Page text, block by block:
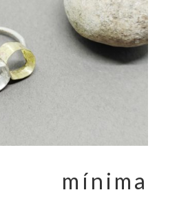
mínima